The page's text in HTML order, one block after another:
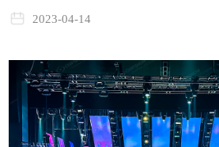
2023-04-14